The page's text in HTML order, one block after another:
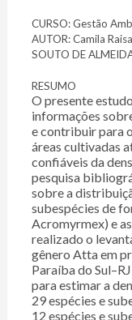
CURSO: Gestão
AUTOR: Camila
SOUTO DE
RESUMO
O presente
informações
e contribuir para
áreas cultivadas
confiáveis da
pesquisa
sobre a
subespécies de
Acromyrmex) e
realizado o
gênero Atta em
Paraíba do
para estimar a
29 espécies e
12 espécies e